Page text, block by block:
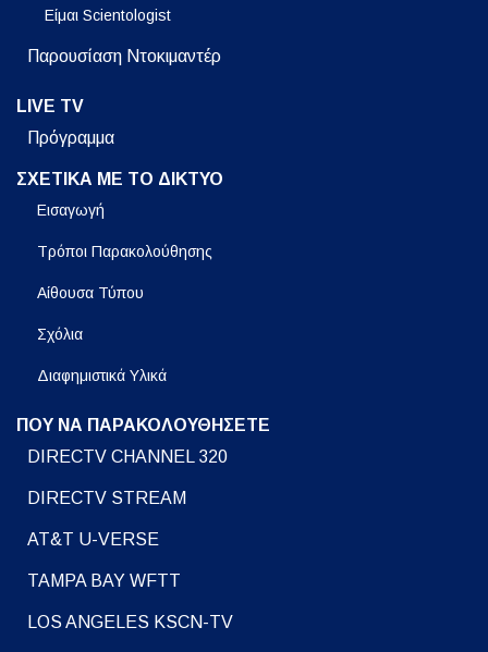
Είμαι Scientologist
Παρουσίαση Ντοκιμαντέρ
LIVE TV
Πρόγραμμα
ΣΧΕΤΙΚΑ ΜΕ ΤΟ ΔΙΚΤΥΟ
Εισαγωγή
Τρόποι Παρακολούθησης
Αίθουσα Τύπου
Σχόλια
Διαφημιστικά Υλικά
ΠΟΥ ΝΑ ΠΑΡΑΚΟΛΟΥΘΗΣΕΤΕ
DIRECTV CHANNEL 320
DIRECTV STREAM
AT&T U-VERSE
TAMPA BAY WFTT
LOS ANGELES KSCN-TV